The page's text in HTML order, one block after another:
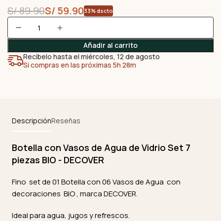
S/89.90S/ 59.9033% dscto
Añadir al carrito
Recíbelo hasta el miércoles, 12 de agosto
Si compras en las próximas 5h 28m
DescripciónReseñas
Botella con Vasos de Agua de Vidrio Set 7
piezas BIO - DECOVER
Fino set de 01 Botella con 06 Vasos de Agua con
decoraciones BIO , marca DECOVER.
Ideal para agua, jugos y refrescos.